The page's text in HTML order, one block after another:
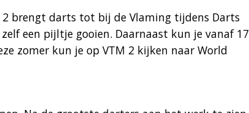
2 brengt darts tot bij de Vlaming tijdens Darts
een pijltje gooien. Daarnaast kun je vanaf 17
zomer kun je op VTM 2 kijken naar World